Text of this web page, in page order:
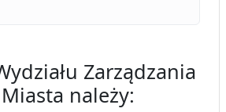
Zarządzania
należy: